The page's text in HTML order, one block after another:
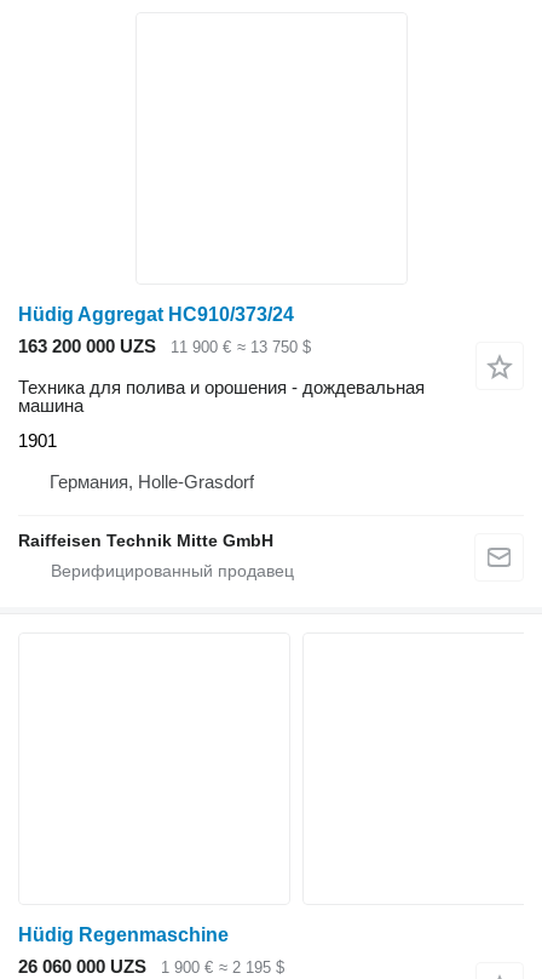
Hüdig Aggregat HC910/373/24
163 200 000 UZS
11 900 € ≈ 13 750 $
Техника для полива и орошения - дождевальная
машина
1901
Германия, Holle-Grasdorf
Raiffeisen Technik Mitte GmbH
Hüdig Regenmaschine
26 060 000 UZS
1 900 € ≈ 2 195 $